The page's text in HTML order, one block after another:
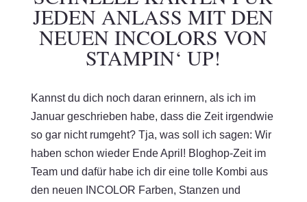
JEDEN ANLASS MIT DEN
NEUEN INCOLORS VON
STAMPIN‘ UP!
Kannst du dich noch daran erinnern, als ich im
Januar geschrieben habe, dass die Zeit irgendwie
so gar nicht rumgeht? Tja, was soll ich sagen: Wir
haben schon wieder Ende April! Bloghop-Zeit im
Team und dafür habe ich dir eine tolle Kombi aus
den neuen INCOLOR Farben, Stanzen und